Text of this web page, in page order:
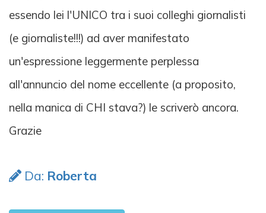
essendo lei l'UNICO tra i suoi colleghi giornalisti
(e giornaliste!!!) ad aver manifestato
un'espressione leggermente perplessa
all'annuncio del nome eccellente (a proposito,
nella manica di CHI stava?) le scriverò ancora.
Grazie
Da: Roberta